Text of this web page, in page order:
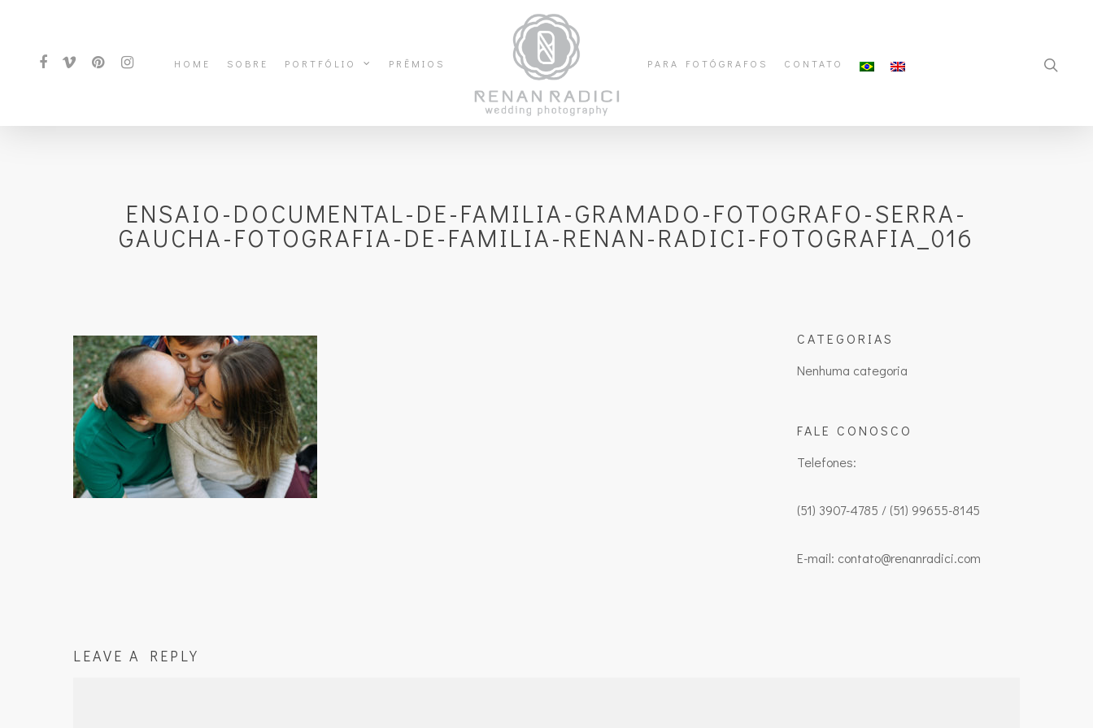
HOME SOBRE PORTFÓLIO PRÊMIOS PARA FOTÓGRAFOS CONTATO
ENSAIO-DOCUMENTAL-DE-FAMILIA-GRAMADO-FOTOGRAFO-SERRA-
GAUCHA-FOTOGRAFIA-DE-FAMILIA-RENAN-RADICI-FOTOGRAFIA_016
CATEGORIAS
Nenhuma categoria
FALE CONOSCO
Telefones:
(51) 3907-4785 / (51) 99655-8145
E-mail: contato@renanradici.com
LEAVE A REPLY